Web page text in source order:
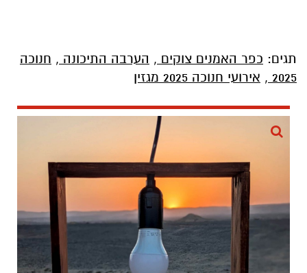
תגים: כפר האמנים צוקים , הערבה התיכונה , חנוכה
2025
, אירועי חנוכה 2025 מגזין